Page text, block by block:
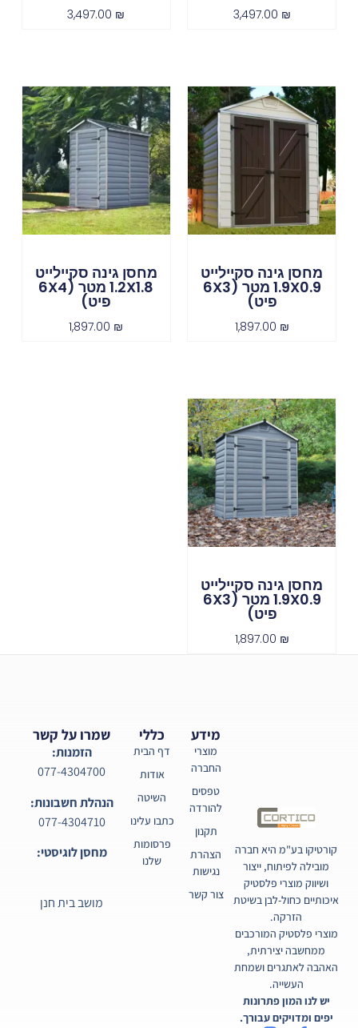
3,497.00 ₪
3,497.00 ₪
מחסן גינה סקיילייט
1.9X0.9 מטר (6X3
פיט)
1,897.00 ₪
מחסן גינה סקיילייט
1.2X1.8 מטר (6X4
פיט)
1,897.00 ₪
מחסן גינה סקיילייט
1.9X0.9 מטר (6X3
פיט)
1,897.00 ₪
קורטיקו בע"מ היא חברה
מובילה לפיתוח, ייצור
ושיווק מוצרי פלסטיק
איכותיים כחול-לבן בשיטת
הזרקה.
מוצרי פלסטיק המורכבים
ממחשבה יצירתית,
האהבה לאתגרים ושמחת
העשייה.
יש לנו המון פתרונות
יפים ומדויקים עבורך.
כללי
דף הבית
אודות
השיטה
כתבו עלינו
פרסומות
שלנו
מידע
מוצרי
החברה
טפסים
להורדה
תקנון
הצהרת
נגישות
צור קשר
שמרו על קשר
הזמנות:
077-4304700
הנהלת חשבונות:
077-4304710
מחסן לוגיסטי:
מושב בית חנן